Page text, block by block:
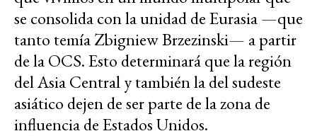
se consolida con la unidad de Eurasia —que
tanto temía Zbigniew Brzezinski— a partir
de la OCS. Esto determinará que la región
del Asia Central y también la del sudeste
asiático dejen de ser parte de la zona de
influencia de Estados Unidos.